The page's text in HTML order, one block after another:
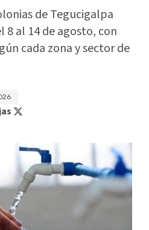
de Tegucigalpa
8 al 14 de agosto, con
cada zona y sector de